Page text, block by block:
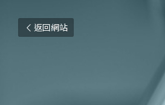
返回網站